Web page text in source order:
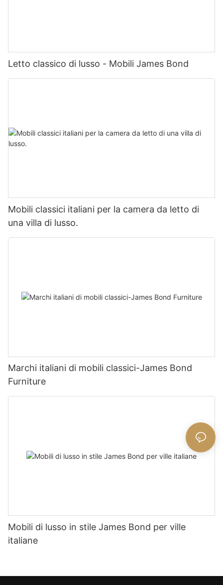
Letto classico di lusso - Mobili James Bond
Mobili classici italiani per la camera da letto di
una villa di lusso.
Marchi italiani di mobili classici-James Bond
Furniture
Mobili di lusso in stile James Bond per ville
italiane